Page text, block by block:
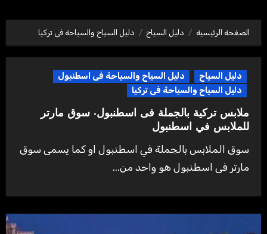
الصفحة الرئيسية دليل السياح دليل السياح والسياحة فى تركيا
دليل السياح
دليل السياح والسياحة فى اسطنبول
دليل السياح والسياحة فى تركيا
ملابس تركية بالجملة فى اسطنبول- سوق مارتر
للملابس في اسطنبول
سوق الملابس بالجملة في اسطنبول او كما يسمى سوق
مارتر فى اسطنبول هو واحد من...